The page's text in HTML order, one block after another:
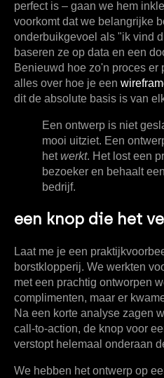
perfect is – gaan we hem
voorkomt dat we belangrijke
onderbuikgevoel als "ik vind
baseren ze op data en een
Benieuwd hoe zo'n proces er
alles over hoe je een
dit de absolute basis is van
Een ontwerp is niet
mooi uitziet. Een
hetwerkt. Het lost een
bezoeker en behaalt
bedrijf.
een knop die het
Laat me je een
borstklopperij. We werkten
met een prachtig ontworpen
complimenten, maar er
Na een korte analyse zagen
call-to-action, de knop voor
verstopt helemaal onderaan
We hebben het ontwerp op